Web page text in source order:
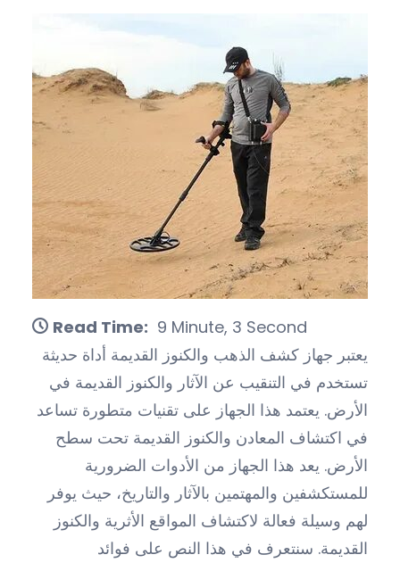
Read Time: 9 Minute, 3 Second
يعتبر جهاز كشف الذهب والكنوز القديمة أداة حديثة
تستخدم في التنقيب عن الآثار والكنوز القديمة في
الأرض. يعتمد هذا الجهاز على تقنيات متطورة تساعد
في اكتشاف المعادن والكنوز القديمة تحت سطح
الأرض. يعد هذا الجهاز من الأدوات الضرورية
للمستكشفين والمهتمين بالآثار والتاريخ، حيث يوفر
لهم وسيلة فعالة لاكتشاف المواقع الأثرية والكنوز
القديمة. سنتعرف في هذا النص على فوائد